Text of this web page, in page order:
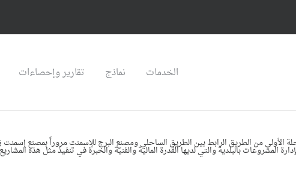
الخدمات نماذج تقارير وإحصاءات
ﻣﻦ ﺍﻟﻄﺮﻳﻖ ﺍﻟﺮﺍﺑﻂ ﺑﻴﻦ ﺍﻟﻄﺮﻳﻖ ﺍﻟﺴﺎﺣﻠﻲ ﻭﻣﺼﻨﻊ ﺍﻟﺒﺮﺝ ﻟﻺﺳﻤﻨﺖ ﻣﺮﻭﺭﺍً ﺑﻤﺼﻨﻊ ﺇﺳﻤﻨﺖ
ﺑﺎﻟﺒﻠﺪﻳﺔ ﻭﺍﻟﺘﻲ ﻟﺪﻳﻬﺎ ﺍﻟﻘﺪﺭﺓ ﺍﻟﻤﺎﻟﻴﺔ ﻭﺍﻟﻔﻨﻴﺔ ﻭﺍﻟﺨﺒﺮﺓ ﻓﻲ ﺗﻨﻔﻴﺬ ﻣﺜﻞ ﻫﺬﻩ